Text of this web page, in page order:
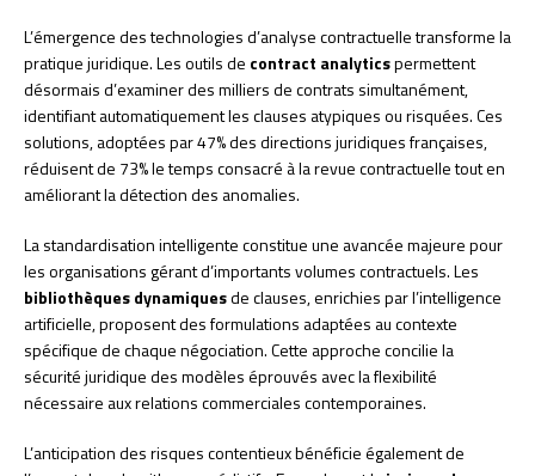
L’émergence des technologies d’analyse contractuelle transforme la
pratique juridique. Les outils de contract analyticspermettent
désormais d’examiner des milliers de contrats simultanément,
identifiant automatiquement les clauses atypiques ou risquées. Ces
solutions, adoptées par 47% des directions juridiques françaises,
réduisent de 73% le temps consacré à la revue contractuelle tout en
améliorant la détection des anomalies.
La standardisation intelligente constitue une avancée majeure pour
les organisations gérant d’importants volumes contractuels. Les
bibliothèques dynamiquesde clauses, enrichies par l’intelligence
artificielle, proposent des formulations adaptées au contexte
spécifique de chaque négociation. Cette approche concilie la
sécurité juridique des modèles éprouvés avec la flexibilité
nécessaire aux relations commerciales contemporaines.
L’anticipation des risques contentieux bénéficie également de